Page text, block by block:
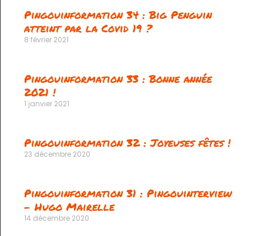
Pingouinformation 34 : Big Penguin
atteint par la Covid 19 ?
8 février 2021
Pingouinformation 33 : Bonne année
2021 !
1 janvier 2021
Pingouinformation 32 : Joyeuses fêtes !
23 décembre 2020
Pingouinformation 31 : Pingouinterview
– Hugo Mairelle
14 décembre 2020